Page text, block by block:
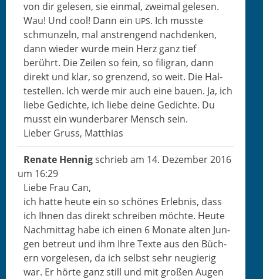
von dir gele­sen, sie ein­mal, zweimal gele­sen.
Wau! Und cool! Dann ein UPS. Ich musste
schmun­zeln, mal anstren­gend nach­denken,
dann wieder wurde mein Herz ganz tief
berührt. Die Zeilen so fein, so fil­igran, dann
direkt und klar, so gren­zend, so weit. Die Hal­
testellen. Ich werde mir auch eine bauen. Ja, ich
liebe Gedichte, ich liebe deine Gedichte. Du
musst ein wun­der­bar­er Men­sch sein.
Lieber Gruss, Matthias
Renate Hen­nigschrieb am 14. Dezem­ber 2016
um 16:29
Liebe Frau Can,
ich hat­te heute ein so schönes Erleb­nis, dass
ich Ihnen das direkt schreiben möchte. Heute
Nach­mit­tag habe ich einen 6 Monate alten Jun­
gen betreut und ihm Ihre Texte aus den Büch­
ern vorge­le­sen, da ich selb­st sehr neugierig
war. Er hörte ganz still und mit großen Augen